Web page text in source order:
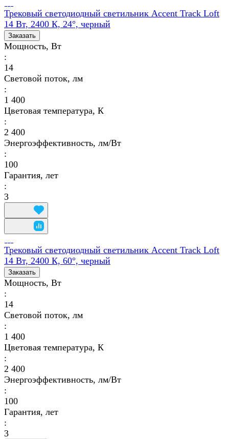
Трековый светодиодный светильник Accent Track Loft
14 Вт, 2400 К, 24°, черный
Заказать
Мощность, Вт
:
14
Световой поток, лм
:
1 400
Цветовая температура, К
:
2 400
Энергоэффективность, лм/Вт
:
100
Гарантия, лет
:
3
Трековый светодиодный светильник Accent Track Loft
14 Вт, 2400 К, 60°, черный
Заказать
Мощность, Вт
:
14
Световой поток, лм
:
1 400
Цветовая температура, К
:
2 400
Энергоэффективность, лм/Вт
:
100
Гарантия, лет
:
3